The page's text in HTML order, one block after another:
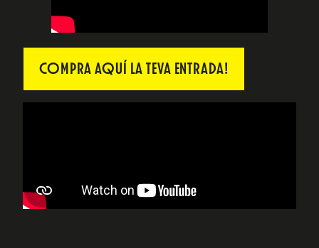
COMPRA AQUÍ LA TEVA ENTRADA!